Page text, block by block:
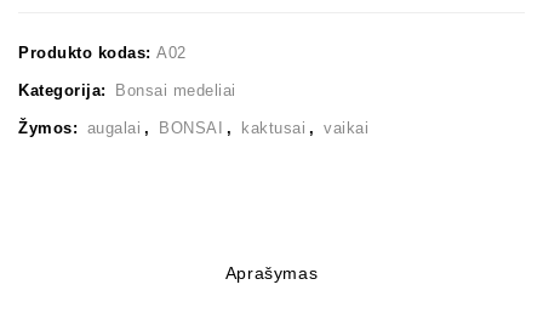
Produkto kodas: A02
Kategorija: Bonsai medeliai
Žymos: augalai , BONSAI , kaktusai , vaikai
Aprašymas